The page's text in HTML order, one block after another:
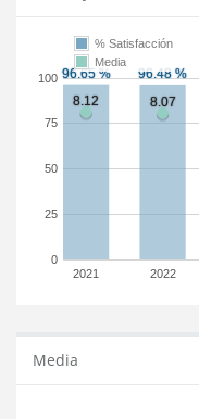
2021 2022
0
25
50
75
100
% Satisfacción
Media
Media